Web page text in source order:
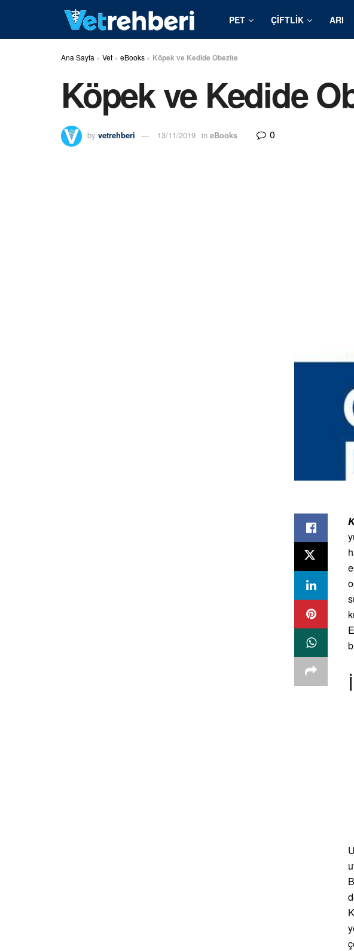
PET ÇIFTLIK ARI
Ana Sayfa » Vet » eBooks » Köpek ve Kedide Obezite
Köpek ve Kedide
by vetrehberi 13/11/2019 in eBooks 0